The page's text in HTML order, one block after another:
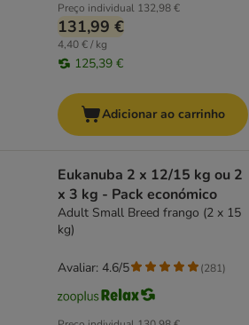
Preço individual 132,98 €
131,99 €
4,40 € / kg
125,39 €
Adicionar ao carrinho
Eukanuba 2 x 12/15 kg ou 2
x 3 kg - Pack económico
Adult Small Breed frango (2 x 15
kg)
Avaliar: 4.6/5 (281)